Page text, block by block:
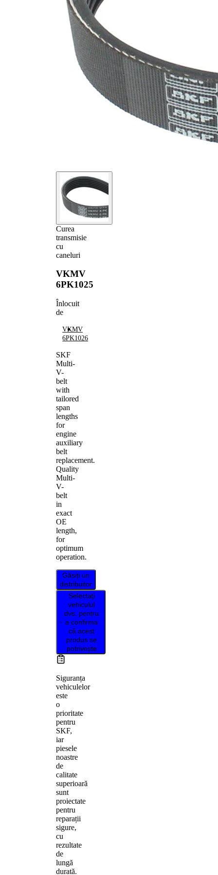
Curea
transmisie
cu
caneluri
VKMV
6PK1025
Înlocuit
de
VKMV
6PK1026
SKF
Multi-
V-
belt
with
tailored
span
lengths
for
engine
auxiliary
belt
replacement.
Quality
Multi-
V-
belt
in
exact
OE
length,
for
optimum
operation.
Găsiți un
distribuitor
Selectați
vehiculul
dvs. pentru
a confirma
că acest
produs se
potrivește
Siguranța
vehiculelor
este
o
prioritate
pentru
SKF,
iar
piesele
noastre
de
calitate
superioară
sunt
proiectate
pentru
reparații
sigure,
cu
rezultate
de
lungă
durată.